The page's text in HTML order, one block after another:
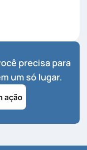
precisa para
um só lugar.
ação